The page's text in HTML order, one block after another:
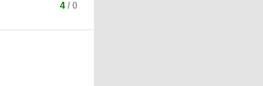
4/ 0